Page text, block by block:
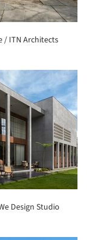
/ ITN Architects
Design Studio